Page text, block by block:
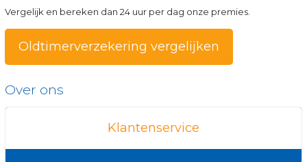
Vergelijk en bereken dan 24 uur per dag onze premies.
Oldtimerverzekering vergelijken
Over ons
Klantenservice